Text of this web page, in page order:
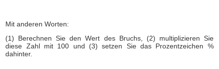
Mit anderen Worten:
(1) Berechnen Sie den Wert des Bruchs, (2) multiplizieren Sie
diese Zahl mit 100 und (3) setzen Sie das Prozentzeichen %
dahinter.